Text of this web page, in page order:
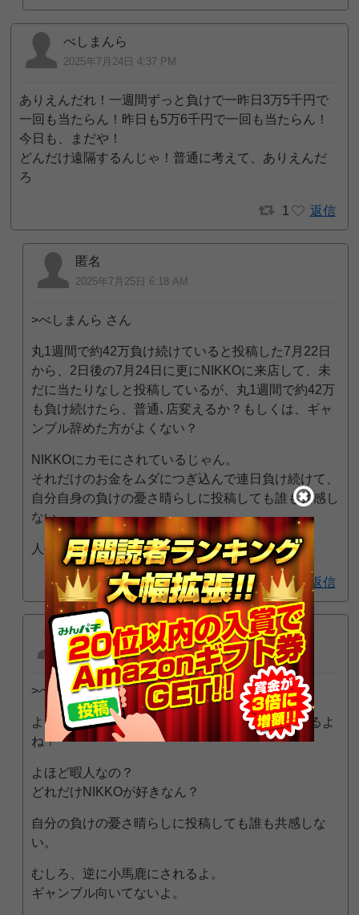
べしまんら
2025年7月24日 4:37 PM
ありえんだれ！一週間ずっと負けで一昨日3万5千円で
一回も当たらん！昨日も5万6千円で一回も当たらん！
今日も、まだや！
どんだけ遠隔するんじゃ！普通に考えて、ありえんだ
ろ
1 返信
匿名
2025年7月25日 6:18 AM
>べしまんら さん
丸1週間で約42万負け続けていると投稿した7月22日
から、2日後の7月24日に更にNIKKOに来店して、未
だに当たりなしと投稿しているが、丸1週間で約42万
も負け続けたら、普通､店変えるか？もしくは、ギャ
ンブル辞めた方がよくない？
NIKKOにカモにされているじゃん。
それだけのお金をムダにつぎ込んで連日負け続けて、
自分自身の負けの憂さ晴らしに投稿しても誰も共感し
ない。
人生破滅の道を確実に歩み続けている。
返信
匿名
2025年7月25日 6:27 AM
>べしまんら さん
よく1週間で約42万も負け続けているお店に通えるよ
ね？
よほど暇人なの？
どれだけNIKKOが好きなん？
自分の負けの憂さ晴らしに投稿しても誰も共感しな
い。
むしろ、逆に小馬鹿にされるよ。
ギャンブル向いてないよ。